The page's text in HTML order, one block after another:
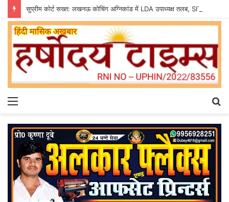
Menu